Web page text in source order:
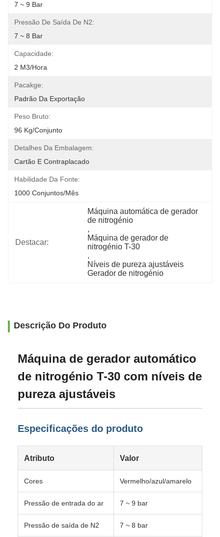
7 ~ 9 Bar
Pressão De Saída De N2:
7 ~ 8 Bar
Capacidade:
2 M3/hora
Pacakge:
Padrão Da Exportação
Peso Bruto:
96 Kg/conjunto
Detalhes Da Embalagem:
Cartão E Contraplacado
Habilidade Da Fonte:
1000 Conjuntos/mês
Destacar:
Máquina automática de gerador
de nitrogénio
,
Máquina de gerador de
nitrogénio T-30
,
Níveis de pureza ajustáveis
Gerador de nitrogénio
Descrição Do Produto
Máquina de gerador automático
de nitrogénio T-30 com níveis de
pureza ajustáveis
Especificações do produto
Atributo Valor
Cores Vermelho/azul/amarelo
Pressão de entrada do ar 7 ~ 9 bar
Pressão de saída de N2 7 ~ 8 bar